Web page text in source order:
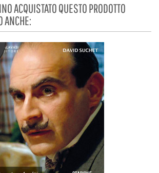
ACQUISTATO QUESTO PRODOTTO
ANCHE: